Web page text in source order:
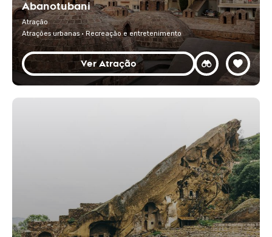
Abanotubani
Atração
Atrações urbanas · Recreação e entretenimento
Ver Atração